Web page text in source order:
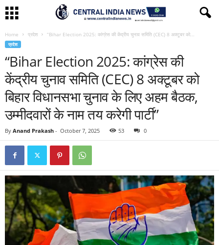
Home प्रदेश “Bihar Election 2025: कांग्रेस की केंद्रीय चुनाव समिति (CEC) 8 अक्टूबर को...
प्रदेश
“Bihar Election 2025: कांग्रेस की
केंद्रीय चुनाव समिति (CEC) 8 अक्टूबर को
बिहार विधानसभा चुनाव के लिए अहम बैठक,
उम्मीदवारों के नाम तय करेगी पार्टी”
By Anand Prakash - October 7, 2025 53 0